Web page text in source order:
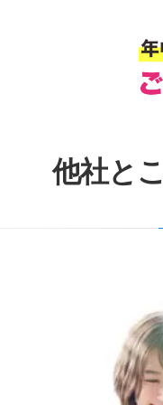
他社と